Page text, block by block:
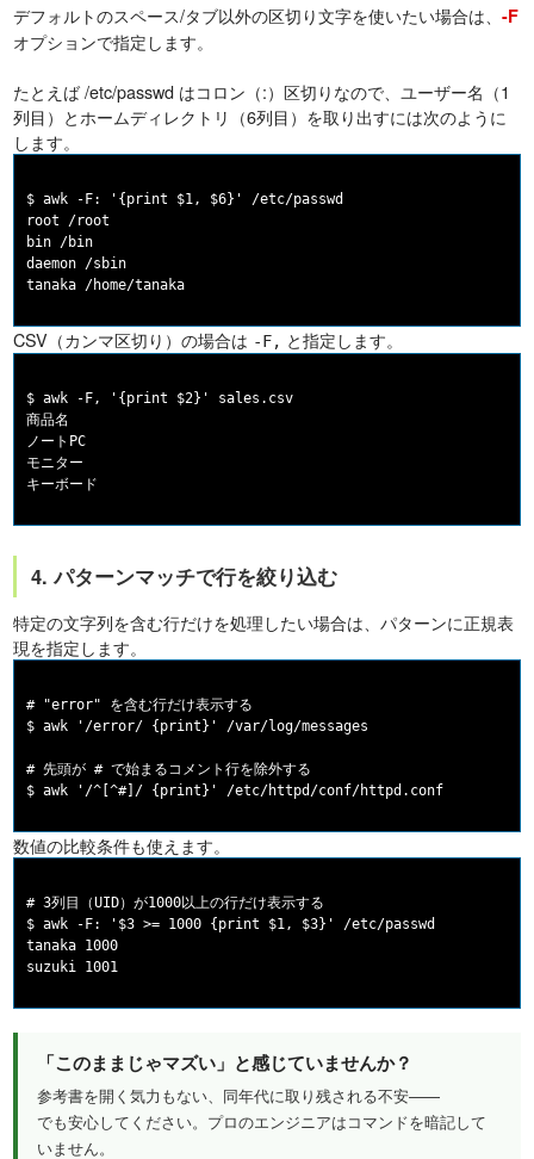
デフォルトのスペース/タブ以外の区切り文字を使いたい場合は、-F
オプションで指定します。
たとえば /etc/passwd はコロン（:）区切りなので、ユーザー名（1
列目）とホームディレクトリ（6列目）を取り出すには次のように
します。
$ awk -F: '{print $1, $6}' /etc/passwd
root /root
bin /bin
daemon /sbin
CSV（カンマ区切り）の場合は -F, と指定します。
$ awk -F, '{print $2}' sales.csv
商品名
ノートPC
モニター
4. パターンマッチで行を絞り込む
特定の文字列を含む行だけを処理したい場合は、パターンに正規表
現を指定します。
# "error" を含む行だけ表示する
$ awk '/error/ {print}' /var/log/messages
# 先頭が # で始まるコメント行を除外する
数値の比較条件も使えます。
# 3列目（UID）が1000以上の行だけ表示する
$ awk -F: '$3 >= 1000 {print $1, $3}' /etc/passwd
tanaka 1000
「このままじゃマズい」と感じていませんか？
参考書を開く気力もない、同年代に取り残される不安——
でも安心してください。プロのエンジニアはコマンドを暗記して
いません。